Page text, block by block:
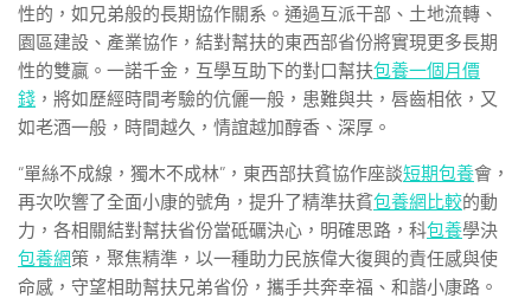
性的，如兄弟般的長期協作關系。通過互派干部、土地流轉、
園區建設、產業協作，結對幫扶的東西部省份將實現更多長期
性的雙贏。一諾千金，互學互助下的對口幫扶包養一個月價
錢 ，將如歷經時間考驗的伉儷一般，患難與共，唇齒相依，又
如老酒一般，時間越久，情誼越加醇香、深厚。
“單絲不成線，獨木不成林”，東西部扶貧協作座談短期包養會，
再次吹響了全面小康的號角，提升了精準扶貧包養網比較的動
力，各相關結對幫扶省份當砥礪決心，明確思路，科包養學決
包養網策，聚焦精準，以一種助力民族偉大復興的責任感與使
命感，守望相助幫扶兄弟省份，攜手共奔幸福、和諧小康路。